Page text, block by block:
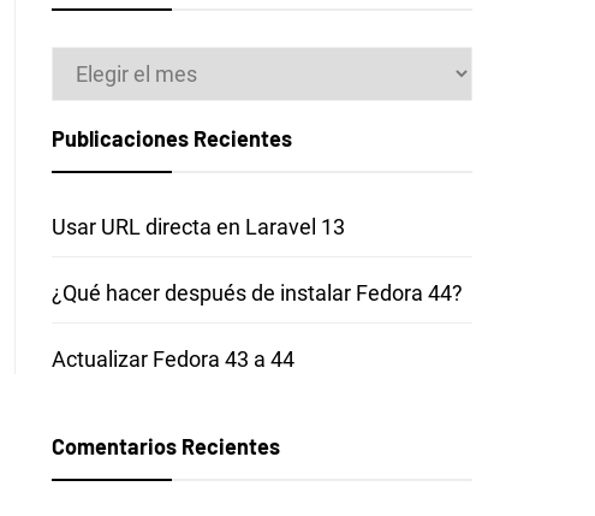
Archivos
Publicaciones Recientes
Usar URL directa en Laravel 13
¿Qué hacer después de instalar Fedora 44?
Actualizar Fedora 43 a 44
Comentarios Recientes